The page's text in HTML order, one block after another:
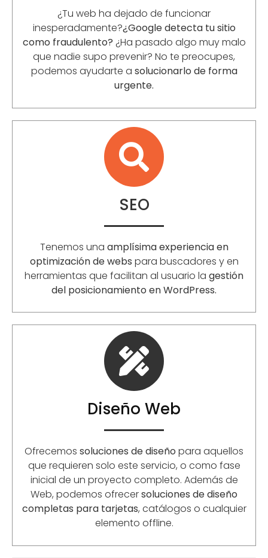
¿Tu web ha dejado de funcionar
inesperadamente?¿Google detecta tu sitio
como fraudulento? ¿Ha pasado algo muy malo
que nadie supo prevenir? No te preocupes,
podemos ayudarte a solucionarlo de forma
urgente.
SEO
Tenemos una amplísima experiencia en
optimización de webs para buscadores y en
herramientas que facilitan al usuario la gestión
del posicionamiento en WordPress.
Diseño Web
Ofrecemos soluciones de diseño para aquellos
que requieren solo este servicio, o como fase
inicial de un proyecto completo. Además de
Web, podemos ofrecersoluciones de diseño
completas para tarjetas, catálogos o cualquier
elemento offline.